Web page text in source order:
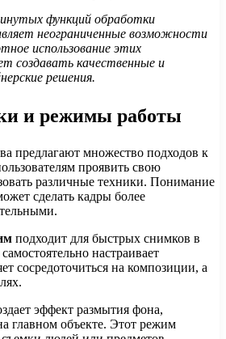
функций обработки
неограниченные возможности
использование этих
создавать качественные и
решения.
и режимы работы
предлагают множество подходов к
проявить свою
различные техники. Понимание
сделать кадры более
подходит для быстрых снимков в
настраивает
сосредоточиться на композиции, а
эффект размытия фона,
главном объекте. Этот режим